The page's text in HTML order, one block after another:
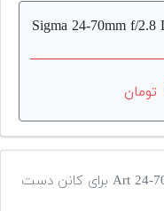
تومان
لنز سیگما Art 24-70mm f/2.8 DG OS HSM برای کانن دست